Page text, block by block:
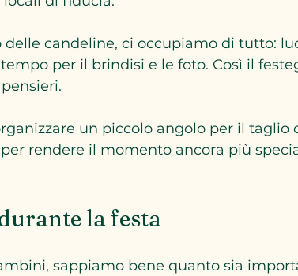
candeline, ci occupiamo di tutto:
per il brindisi e le foto. Così il
un piccolo angolo per il taglio
rendere il momento ancora più
la festa
sappiamo bene quanto sia